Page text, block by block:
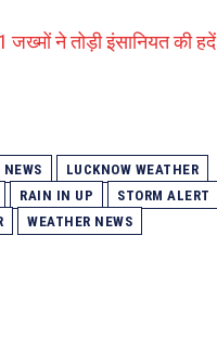
ने तोड़ी इंसानियत की हदें
LUCKNOW WEATHER
RAIN IN UP
STORM ALERT
WEATHER NEWS